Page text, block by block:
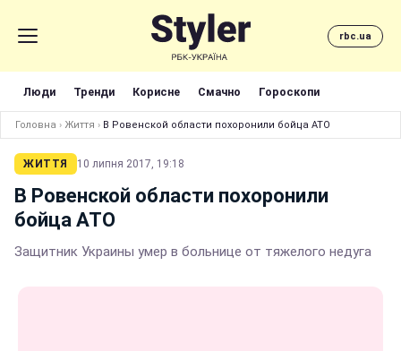
rbc.ua
Люди Тренди Корисне Смачно Гороскопи
Головна › Життя › В Ровенской области похоронили бойца АТО
ЖИТТЯ 10 липня 2017, 19:18
В Ровенской области похоронили
бойца АТО
Защитник Украины умер в больнице от тяжелого недуга